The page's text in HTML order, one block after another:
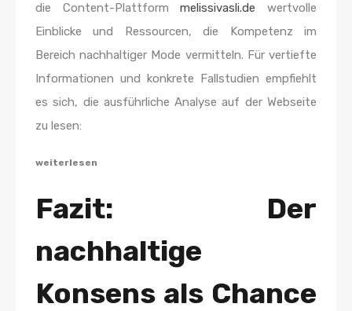
die Content-Plattformmelissivasli.de wertvolle
Einblicke und Ressourcen, die Kompetenz im
Bereich nachhaltiger Mode vermitteln. Für vertiefte
Informationen und konkrete Fallstudien empfiehlt
es sich, die ausführliche Analyse auf der Webseite
zu lesen:
weiterlesen
Fazit: Der
nachhaltige
Konsens als Chance